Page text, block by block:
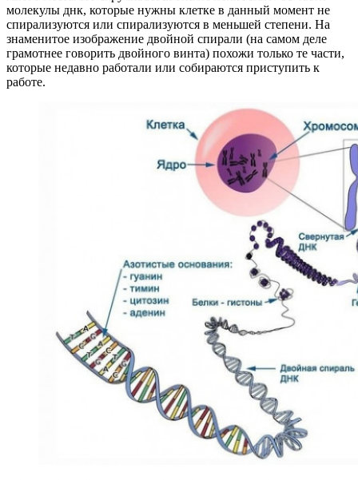
молекулы днк, которые нужны клетке в данный момент не
спирализуются или спирализуются в меньшей степени. На
знаменитое изображение двойной спирали (на самом деле
грамотнее говорить двойного винта) похожи только те части,
которые недавно работали или собираются приступить к
работе.